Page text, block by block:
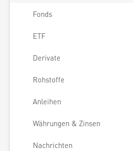
Fonds
ETF
Derivate
Rohstoffe
Anleihen
Währungen & Zinsen
Nachrichten